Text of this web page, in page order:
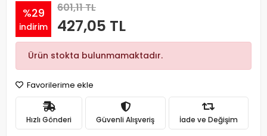
%29
indirim
601,11 TL
427,05 TL
Ürün stokta bulunmamaktadır.
Favorilerime ekle
Hızlı Gönderi Güvenli Alışveriş İade ve Değişim